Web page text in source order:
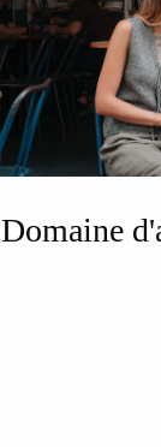
Domaine